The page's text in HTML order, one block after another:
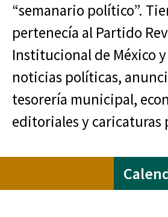
“semanario político”.
pertenecía al Partido
Institucional de México
noticias políticas,
tesorería municipal,
editoriales y caricaturas